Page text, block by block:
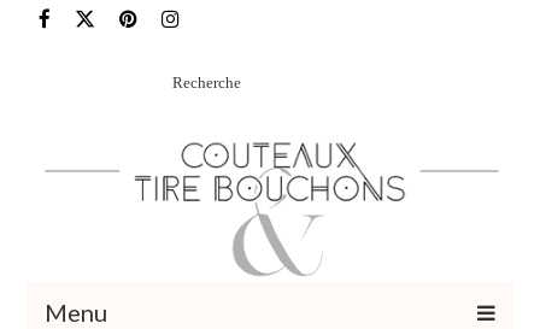
Rechercher
Menu